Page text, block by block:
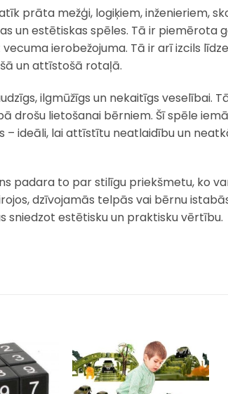
prāta mežģi, logiķiem, inženieriem,
un estētiskas spēles. Tā ir piemērota
ierobežojuma. Tā ir arī izcils
un attīstošā rotaļā.
ilgmūžīgs un nekaitīgs veselībai.
drošu lietošanai bērniem. Šī spēle
– ideāli, lai attīstītu neatlaidību un
padara to par stilīgu priekšmetu, ko
dzīvojamās telpās vai bērnu
sniedzot estētisku un praktisku vērtību.
Pievienot
sarakstam
Pievienot
sarakstam